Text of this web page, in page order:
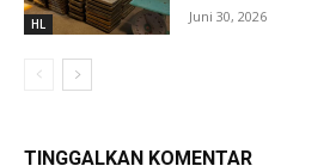
HL Juni 30, 2026
TINGGALKAN KOMENTAR